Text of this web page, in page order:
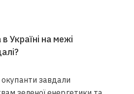
Україні на межі
окупанти завдали